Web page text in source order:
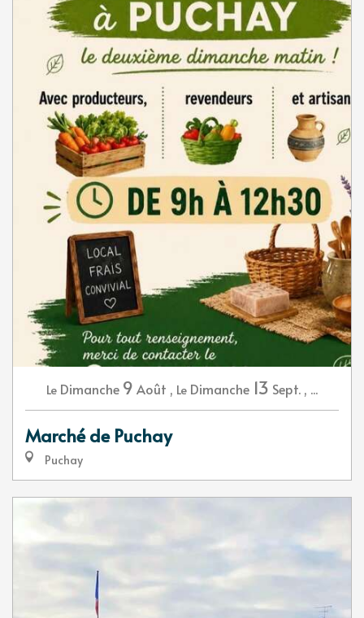
Le Dimanche 9 Août , Le Dimanche 13 Sept. , ...
Marché de Puchay
Puchay